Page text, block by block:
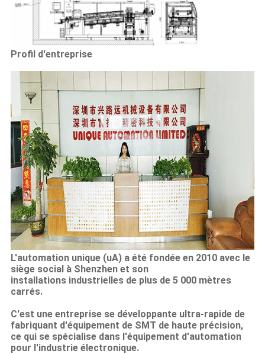
Profil d'entreprise
L'automation unique (uA) a été fondée en 2010 avec le
siège social à Shenzhen et son
installations industrielles de plus de 5 000 mètres
carrés.
C'est une entreprise se développante ultra-rapide de
fabriquant d'équipement de SMT de haute précision,
ce qui se spécialise dans l'équipement d'automation
pour l'industrie électronique.